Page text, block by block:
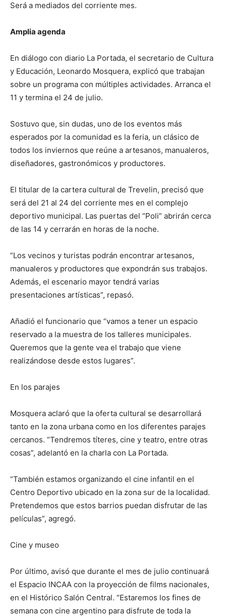
Será a mediados del corriente mes.
Amplia agenda
En diálogo con diario La Portada, el secretario de Cultura
y Educación, Leonardo Mosquera, explicó que trabajan
sobre un programa con múltiples actividades. Arranca el
11 y termina el 24 de julio.
Sostuvo que, sin dudas, uno de los eventos más
esperados por la comunidad es la feria, un clásico de
todos los inviernos que reúne a artesanos, manualeros,
diseñadores, gastronómicos y productores.
El titular de la cartera cultural de Trevelin, precisó que
será del 21 al 24 del corriente mes en el complejo
deportivo municipal. Las puertas del “Poli” abrirán cerca
de las 14 y cerrarán en horas de la noche.
“Los vecinos y turistas podrán encontrar artesanos,
manualeros y productores que expondrán sus trabajos.
Además, el escenario mayor tendrá varias
presentaciones artísticas”, repasó.
Añadió el funcionario que “vamos a tener un espacio
reservado a la muestra de los talleres municipales.
Queremos que la gente vea el trabajo que viene
realizándose desde estos lugares”.
En los parajes
Mosquera aclaró que la oferta cultural se desarrollará
tanto en la zona urbana como en los diferentes parajes
cercanos. “Tendremos títeres, cine y teatro, entre otras
cosas”, adelantó en la charla con La Portada.
“También estamos organizando el cine infantil en el
Centro Deportivo ubicado en la zona sur de la localidad.
Pretendemos que estos barrios puedan disfrutar de las
películas”, agregó.
Cine y museo
Por último, avisó que durante el mes de julio continuará
el Espacio INCAA con la proyección de films nacionales,
en el Histórico Salón Central. “Estaremos los fines de
semana con cine argentino para disfrute de toda la